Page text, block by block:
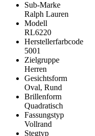
Sub-Marke
Ralph Lauren
Modell
RL6220
Herstellerfarbcode
5001
Zielgruppe
Herren
Gesichtsform
Oval, Rund
Brillenform
Quadratisch
Fassungstyp
Vollrand
Stegtyp